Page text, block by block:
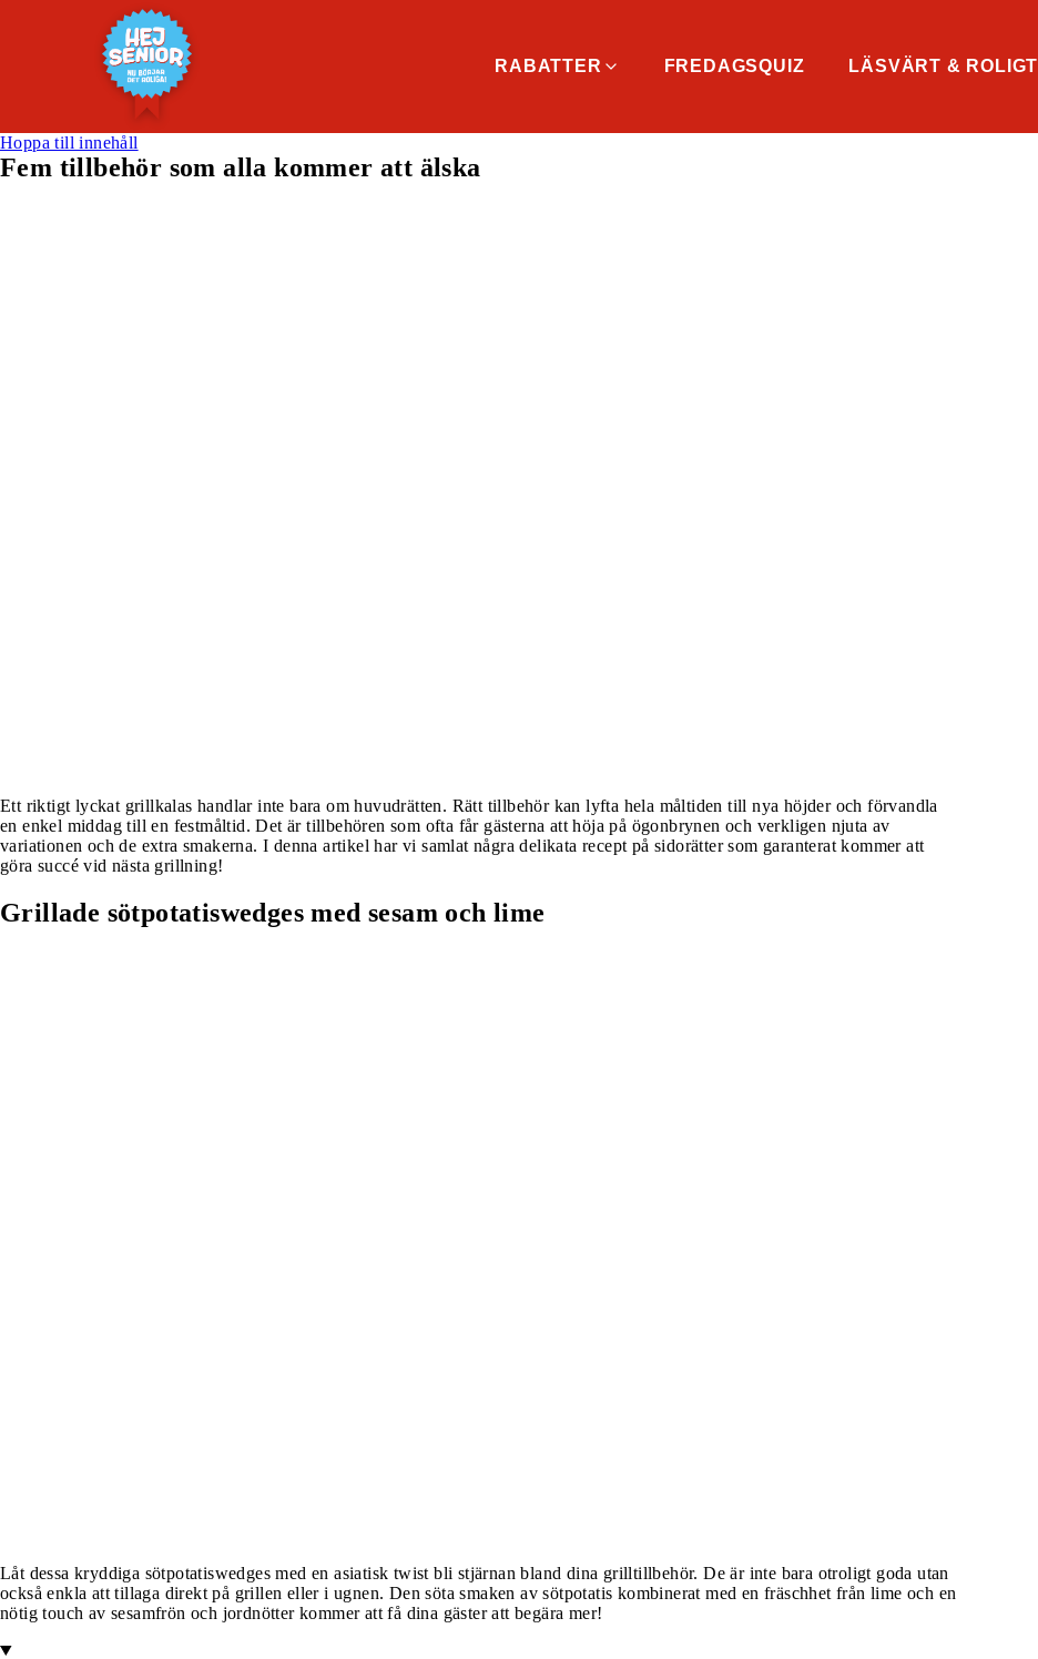
RABATTER FREDAGSQUIZ LÄSVÄRT & ROLIGT
Hoppa till innehåll
Fem tillbehör som alla kommer att älska
Ett riktigt lyckat grillkalas handlar inte bara om huvudrätten. Rätt tillbehör kan lyfta hela måltiden till nya höjder och förvandla
en enkel middag till en festmåltid. Det är tillbehören som ofta får gästerna att höja på ögonbrynen och verkligen njuta av
variationen och de extra smakerna. I denna artikel har vi samlat några delikata recept på sidorätter som garanterat kommer att
göra succé vid nästa grillning!
Grillade sötpotatiswedges med sesam och lime
Låt dessa kryddiga sötpotatiswedges med en asiatisk twist bli stjärnan bland dina grilltillbehör. De är inte bara otroligt goda utan
också enkla att tillaga direkt på grillen eller i ugnen. Den söta smaken av sötpotatis kombinerat med en fräschhet från lime och en
nötig touch av sesamfrön och jordnötter kommer att få dina gäster att begära mer!